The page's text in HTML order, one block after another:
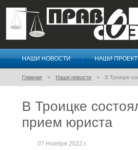
Правосознание
НАШИ НОВОСТИ НАШИ
Главная Наши новости В Троицке
В Троицке
прием юриста
07 Ноября 2022 г.